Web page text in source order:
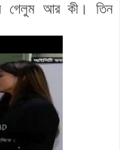
গেলুম আর কী। তিন